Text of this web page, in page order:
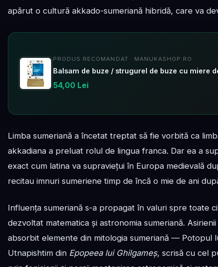
apărut o cultură akkado-sumeriană hibridă, care va
PRODUS RECOMANDAT · MANUKASHOP.RO
Balsam de buze / strugurel de buze cu miere
54,00 Lei
Limba sumeriană a încetat treptat să fie vorbită ca
akkadiana a preluat rolul de lingua franca. Dar ea a
exact cum latina va supraviețui în Europa medievală
recitau imnuri sumeriene timp de încă o mie de ani
Influența sumeriană s-a propagat în valuri spre toate
dezvoltat matematica și astronomia sumeriană.
absorbit elemente din mitologia sumeriană —
Utnapishtim din Epopeea lui Ghilgameș, scrisă cu cel